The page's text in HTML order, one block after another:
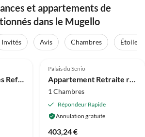
et appartements de
dans le Mugello
Invités Avis Chambres
Étoiles
Maison de vacances Refuge toscan idyllique avec piscine et spa
Palais du Senio
Appartement Retraite rurale à Sassoleone
1 Chambres
Répondeur Rapide
Annulation gratuite
403,24 €